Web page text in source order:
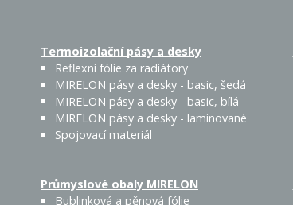
Termoizolační pásy a desky
Reflexní fólie za radiátory
MIRELON pásy a desky - basic, šedá
MIRELON pásy a desky - basic, bílá
MIRELON pásy a desky - laminované
Spojovací materiál
Průmyslové obaly MIRELON
Bublinková a pěnová fólie